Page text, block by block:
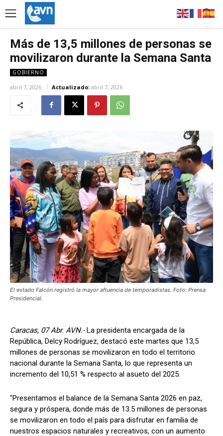
Más de 13,5 millones de personas se
movilizaron durante la Semana Santa
GOBIERNO
abril 7, 2026 Actualizado: abril 7, 2026
El estado Falcón registró la mayor afluencia de temporadistas. Foto: Prensa
Presidencial.
Caracas, 07 Abr. AVN.-La presidenta encargada de la
República, Delcy Rodríguez, destacó este martes que 13,5
millones de personas se movilizaron en todo el territorio
nacional durante la Semana Santa, lo que representa un
incremento del 10,51 % respecto al asueto del 2025.
"Presentamos el balance de la Semana Santa 2026 en paz,
segura y próspera, donde más de 13.5 millones de personas
se movilizaron en todo el país para disfrutar en familia de
nuestros espacios naturales y recreativos, con un aumento